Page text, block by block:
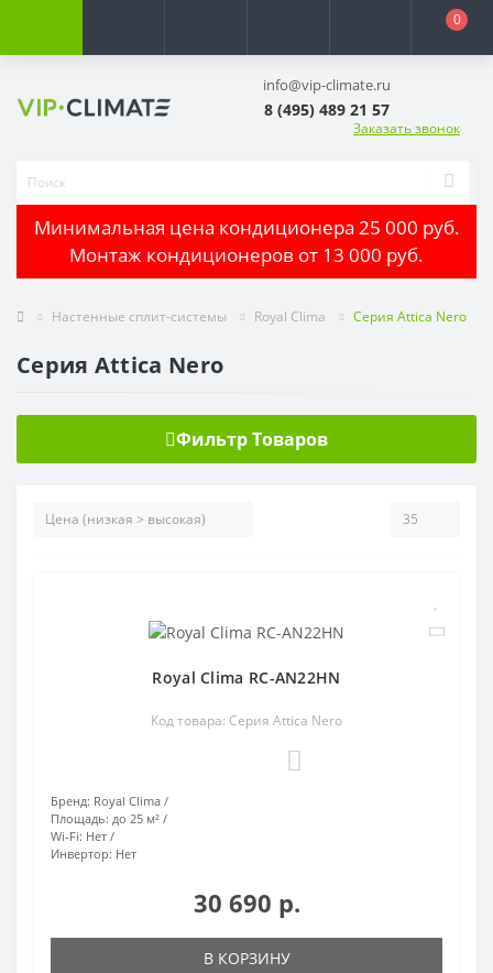
0
info@vip-climate.ru
8 (495) 489 21 57
Заказать звонок
Минимальная цена кондиционера 25 000 руб.
Монтаж кондиционеров от 13 000 руб.
Настенные сплит-системы Royal Clima Серия Attica Nero
Серия Attica Nero
Фильтр Товаров
Royal Clima RC-AN22HN
Код товара: Серия Attica Nero
Бренд: Royal Clima
Площадь: до 25 м²
Wi-Fi: Нет
Инвертор: Нет
30 690 р.
В КОРЗИНУ